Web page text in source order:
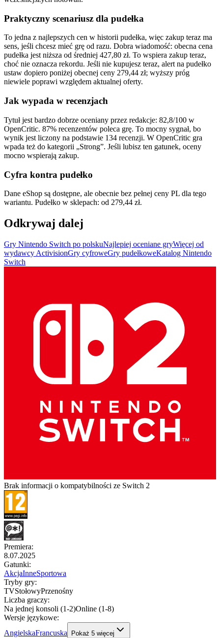
Praktyczny scenariusz dla pudełka
To jedna z najlepszych cen w historii pudełka, więc zakup teraz ma
sens, jeśli chcesz mieć grę od razu. Dobra wiadomość: obecna cena
pudełka jest niższa od średniej 427,80 zł. To wspiera zakup teraz,
choć nie oznacza rekordu. Jeśli nie kupujesz teraz, alert na pudełko
ustaw dopiero poniżej obecnej ceny 279,44 zł; wyższy próg
niewiele poprawi względem aktualnej oferty.
Jak wypada w recenzjach
Tytuł jest bardzo dobrze oceniany przez redakcje: 82,8/100 w
OpenCritic. 87% recenzentów poleca grę. To mocny sygnał, bo
wynik jest liczony na podstawie 134 recenzji. W OpenCritic gra
wpada też do kategorii „Strong”. Jeśli lubisz ten gatunek, oceny
mocno wspierają zakup.
Cyfra kontra pudełko
Dane eShop są dostępne, ale obecnie bez pełnej ceny PL dla tego
wariantu. Pudełko w sklepach: od 279,44 zł.
Odkrywaj dalej
Gry Nintendo Switch po polskuNajlepiej oceniane gryWięcej od
wydawcy ActivisionGry cyfroweGry pudełkoweKatalog Nintendo
Switch
Brak informacji o kompatybilności ze Switch 2
Premiera:
8.07.2025
Gatunki:
AkcjaInneSportowa
Tryby gry:
TVStołowyPrzenośny
Liczba graczy:
Na jednej konsoli (1-2)Online (1-8)
Wersje językowe:
AngielskaFrancuska Pokaż 5 więcej